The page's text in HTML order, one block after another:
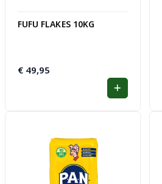
FUFU FLAKES 10KG
€ 49,95